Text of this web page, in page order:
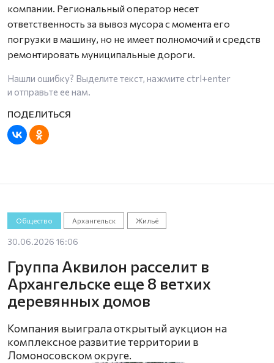
компании. Региональный оператор несет
ответственность за вывоз мусора с момента его
погрузки в машину, но не имеет полномочий и средств
ремонтировать муниципальные дороги.
Нашли ошибку? Выделите текст, нажмите ctrl+enter
и отправьте ее нам.
Общество Архангельск Жильё
30.06.2026 16:06
Группа Аквилон расселит в
Архангельске еще 8 ветхих
деревянных домов
Компания выиграла открытый аукцион на
комплексное развитие территории в
Ломоносовском округе.